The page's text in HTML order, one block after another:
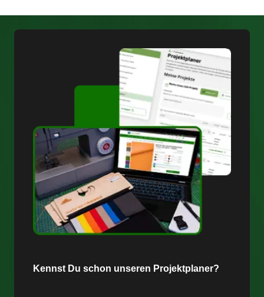
Kennst Du schon unseren Projektplaner?